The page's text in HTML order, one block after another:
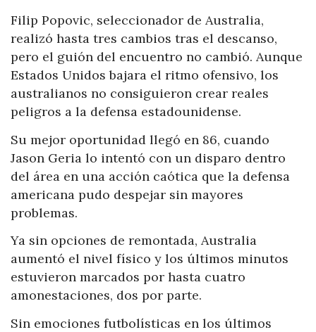
Filip Popovic, seleccionador de Australia,
realizó hasta tres cambios tras el descanso,
pero el guión del encuentro no cambió. Aunque
Estados Unidos bajara el ritmo ofensivo, los
australianos no consiguieron crear reales
peligros a la defensa estadounidense.
Su mejor oportunidad llegó en 86, cuando
Jason Geria lo intentó con un disparo dentro
del área en una acción caótica que la defensa
americana pudo despejar sin mayores
problemas.
Ya sin opciones de remontada, Australia
aumentó el nivel físico y los últimos minutos
estuvieron marcados por hasta cuatro
amonestaciones, dos por parte.
Sin emociones futbolísticas en los últimos